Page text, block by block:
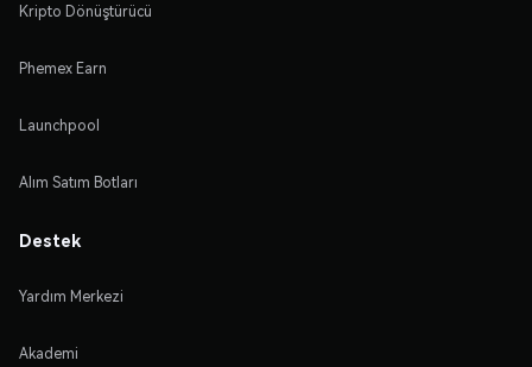
Kripto Dönüştürücü
Phemex Earn
Launchpool
Alım Satım Botları
Destek
Yardım Merkezi
Akademi